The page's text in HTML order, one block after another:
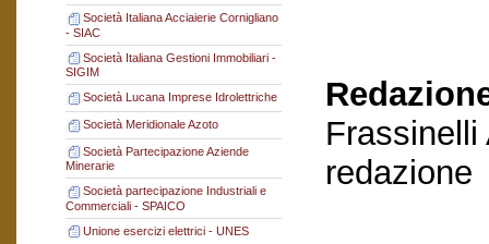
Società Italiana Acciaierie Cornigliano
- SIAC
Società Italiana Gestioni Immobiliari -
SIGIM
Società Lucana Imprese Idrolettriche
Società Meridionale Azoto
Società Partecipazione Aziende
Minerarie
Società partecipazione Industriali e
Commerciali - SPAICO
Unione esercizi elettrici - UNES
Frassinelli
redazione